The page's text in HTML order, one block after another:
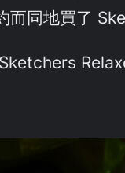
同地買了